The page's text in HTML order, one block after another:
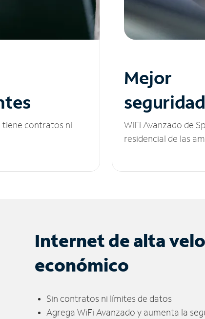
contratos ni
Mejor
seguridad
WiFi Avanzado de
residencial de las
Internet de alta
económico
Sin contratos ni límites de datos
Agrega WiFi Avanzado y aumenta la